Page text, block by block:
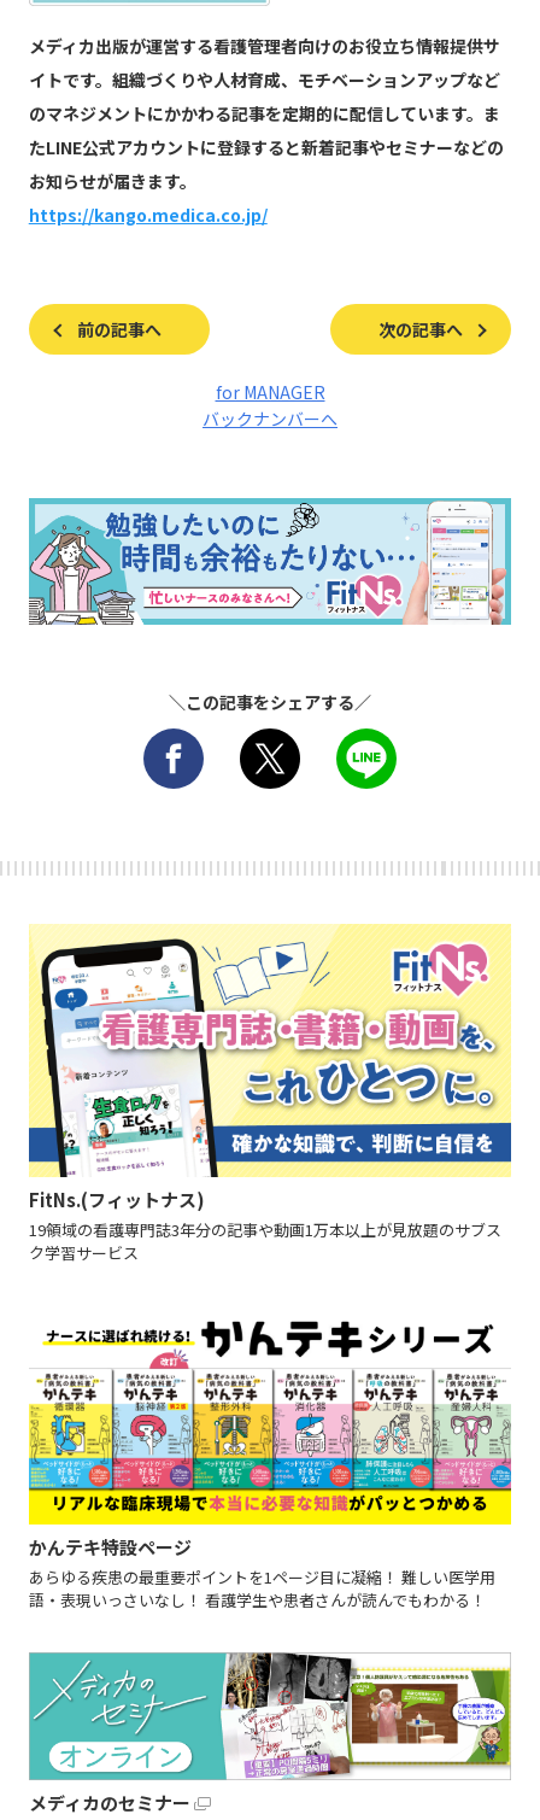
メディカ出版が運営する看護管理者向けのお役立ち情報提供サ
イトです。組織づくりや人材育成、モチベーションアップなど
のマネジメントにかかわる記事を定期的に配信しています。ま
たLINE公式アカウントに登録すると新着記事やセミナーなどの
お知らせが届きます。
https://kango.medica.co.jp/
前の記事へ 次の記事へ
for MANAGER
バックナンバーへ
＼この記事をシェアする／
FitNs.(フィットナス)
19領域の看護専門誌3年分の記事や動画1万本以上が見放題のサブス
ク学習サービス
かんテキ特設ページ
あらゆる疾患の最重要ポイントを1ページ目に凝縮！ 難しい医学用
語・表現いっさいなし！ 看護学生や患者さんが読んでもわかる！
メディカのセミナー